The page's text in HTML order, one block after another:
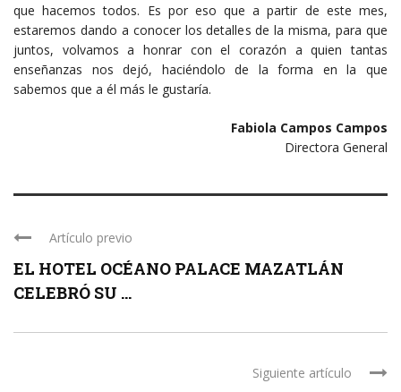
que hacemos todos. Es por eso que a partir de este mes,
estaremos dando a conocer los detalles de la misma, para que
juntos, volvamos a honrar con el corazón a quien tantas
enseñanzas nos dejó, haciéndolo de la forma en la que
sabemos que a él más le gustaría.
Fabiola Campos Campos
Directora General
Artículo previo
EL HOTEL OCÉANO PALACE MAZATLÁN
CELEBRÓ SU ...
Siguiente artículo